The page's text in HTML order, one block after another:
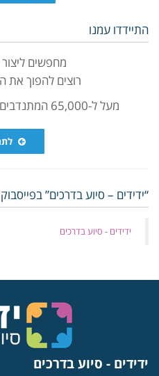
התיידדו עמנו
מחפשים ליצור
רוצים להפוך את
מעל ל-65,000 המתנדבים והמתנדבות מחכים לכם!
“ידידים – סיוע בדרכים” בפייסבוק
‏ידידים - סיוע בדרכים
ידידים - סיוע בדרכים